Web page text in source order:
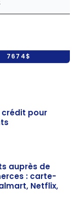
7674$
crédit pour
auprès de
: carte-
Netflix,